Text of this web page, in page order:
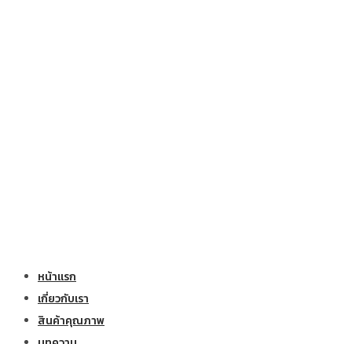
หน้าแรก
เกี่ยวกับเรา
สินค้าคุณภาพ